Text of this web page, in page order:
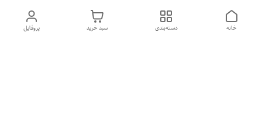
پروفایل سبد خرید دسته‌بندی خانه